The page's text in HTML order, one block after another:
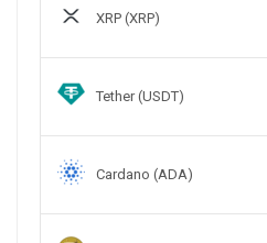
XRP (XRP)
Tether (USDT)
Cardano (ADA)